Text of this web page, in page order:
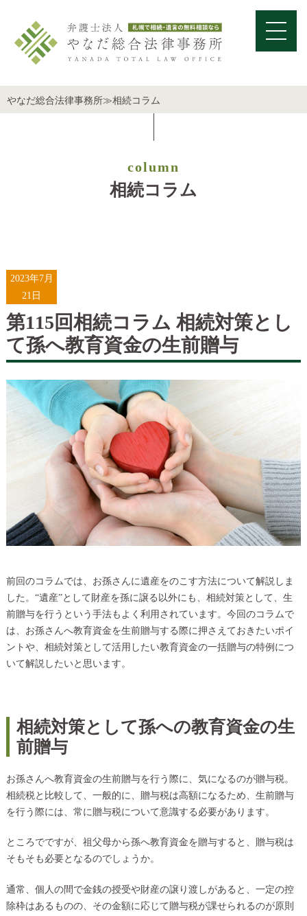
やなだ総合法律事務所≫相続コラム
column
相続コラム
2023年7月
21日
第115回相続コラム 相続対策とし
て孫へ教育資金の生前贈与
前回のコラムでは、お孫さんに遺産をのこす方法について解説しま
した。“遺産”として財産を孫に譲る以外にも、相続対策として、生
前贈与を行うという手法もよく利用されています。今回のコラムで
は、お孫さんへ教育資金を生前贈与する際に押さえておきたいポイ
ントや、相続対策として活用したい教育資金の一括贈与の特例につ
いて解説したいと思います。
相続対策として孫への教育資金の生
前贈与
お孫さんへ教育資金の生前贈与を行う際に、気になるのが贈与税。
相続税と比較して、一般的に、贈与税は高額になるため、生前贈与
を行う際には、常に贈与税について意識する必要があります。
ところでですが、祖父母から孫へ教育資金を贈与すると、贈与税は
そもそも必要となるのでしょうか。
通常、個人の間で金銭の授受や財産の譲り渡しがあると、一定の控
除枠はあるものの、その金額に応じて贈与税が課せられるのが原則